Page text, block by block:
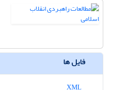
فایل ها